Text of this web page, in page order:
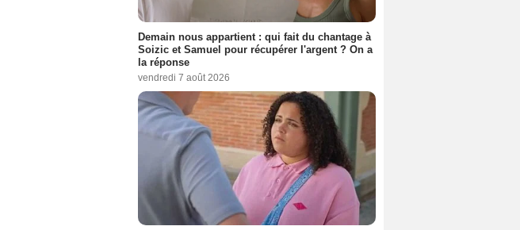
Demain nous appartient : qui fait du chantage à
Soizic et Samuel pour récupérer l'argent ? On a
la réponse
vendredi 7 août 2026